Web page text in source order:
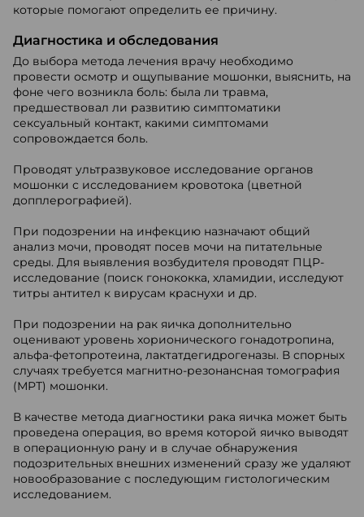
которые помогают определить ее причину.
Диагностика и обследования
До выбора метода лечения врачу необходимо
провести осмотр и ощупывание мошонки, выяснить, на
фоне чего возникла боль: была ли травма,
предшествовал ли развитию симптоматики
сексуальный контакт, какими симптомами
сопровождается боль.
Проводят ультразвуковое исследование органов
мошонки с исследованием кровотока (цветной
допплерографией).
При подозрении на инфекцию назначают общий
анализ мочи, проводят посев мочи на питательные
среды. Для выявления возбудителя проводят ПЦР-
исследование (поиск гонококка, хламидии, исследуют
титры антител к вирусам краснухи и др.
При подозрении на рак яичка дополнительно
оценивают уровень хорионического гонадотропина,
альфа-фетопротеина, лактатдегидрогеназы. В спорных
случаях требуется магнитно-резонансная томография
(МРТ) мошонки.
В качестве метода диагностики рака яичка может быть
проведена операция, во время которой яичко выводят
в операционную рану и в случае обнаружения
подозрительных внешних изменений сразу же удаляют
новообразование с последующим гистологическим
исследованием.